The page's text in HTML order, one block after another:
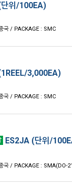
단위/100EA)
국 / PACKAGE : SMC
3,000EA)
국 / PACKAGE : SMC
ES2JA (단위/
국 / PACKAGE : SMA(DO-